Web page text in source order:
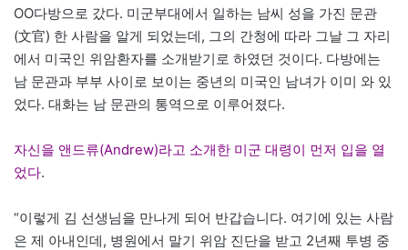
OO다방으로 갔다. 미군부대에서 일하는 남씨 성을 가진 문관
(文官) 한 사람을 알게 되었는데, 그의 간청에 따라 그날 그 자리
에서 미국인 위암환자를 소개받기로 하였던 것이다. 다방에는
남 문관과 부부 사이로 보이는 중년의 미국인 남녀가 이미 와 있
었다. 대화는 남 문관의 통역으로 이루어졌다.
자신을 앤드류(Andrew)라고 소개한 미군 대령이 먼저 입을 열
었다.
“이렇게 김 선생님을 만나게 되어 반갑습니다. 여기에 있는 사람
은 제 아내인데, 병원에서 말기 위암 진단을 받고 2년째 투병 중